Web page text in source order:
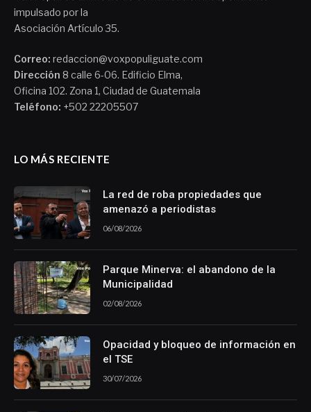
impulsado por la
Asociación Artículo 35.
Correo: redaccion@voxpopuliguate.com
Dirección 8 calle 6-06. Edificio Elma,
Oficina 102. Zona 1, Ciudad de Guatemala
Teléfono: +502 22205507
LO MÁS RECIENTE
La red de roba propiedades que
amenazó a periodistas
06/08/2026
Parque Minerva: el abandono de la
Municipalidad
02/08/2026
Opacidad y bloqueo de información en
el TSE
30/07/2026